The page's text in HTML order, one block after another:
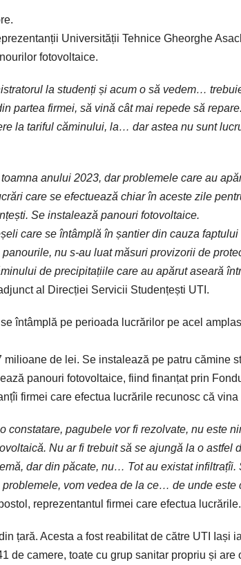
Universității Tehnice Gheorghe
fotovoltaice.
la studenți și acum o să vedem…
partea firmei, să vină câtmai repede să
la tariful căminului, la… darastea nu sunt
anului 2023, dar problemele care au
care se efectuează chiar în aceste zile
Se instalează panouri fotovoltaice.
care se întâmplă în șantier din cauza faptului
nu s-au luat măsuri provizorii de
de precipitațiile care au apărut aseară
al Direcției Servicii Studențești UTI.
seîntâmplă pe perioada lucrărilor pe acel
milioane de lei. Se instalează pe patru cămine
panouri fotovoltaice, fiind finanțat prin
îi firmei care efectua lucrările recunosc că vina
constatare, pagubele vorfi rezolvate, nu este
Nu ar fi trebuit să se ajungă la o astfel
dardin păcate, nu… Totau existat infiltrațîi.
problemele, vom vedea de la ce… de unde este
reprezentantul firmei care efectua lucrările.
țară. Acesta a fost reabilitat de către UTI Iași
de camere, toate cu grup sanitar propriu și are